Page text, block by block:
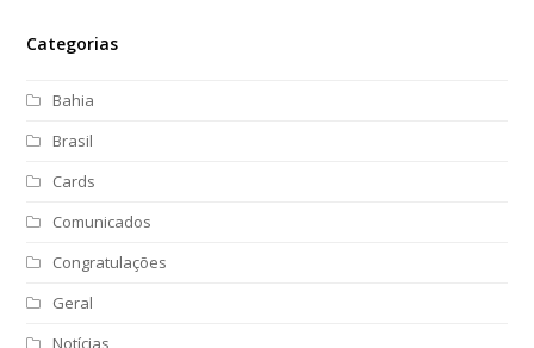
Categorias
Bahia
Brasil
Cards
Comunicados
Congratulações
Geral